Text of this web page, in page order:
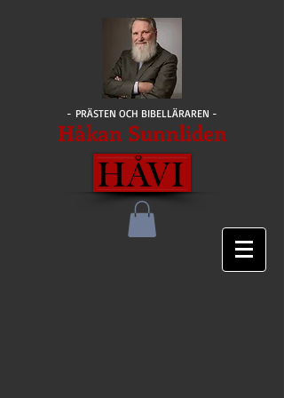
- PRÄSTEN OCH BIBELLÄRAREN -
Håkan Sunnliden